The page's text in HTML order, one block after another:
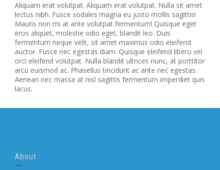
Aliquam erat volutpat. Aliquam erat volutpat. Nulla sit amet
lectus nibh. Fusce sodales magna eu justo mollis sagittis!
Mauris non mi at ante volutpat fermentum! Quisque eget
eros aliquet, molestie odio eget, blandit leo. Duis
fermentum neque velit, sit amet maximus odio eleifend
auctor. Fusce nec egestas diam. Quisque eleifend libero vel
orci eleifend volutpat. Nulla blandit ultrices nunc, at porttitor
arcu euismod ac. Phasellus tincidunt ac ante nec egestas.
Aenean nec massa at nisl sagittis fermentum imperdiet quis
lacus.
About